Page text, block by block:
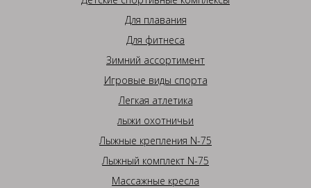
Для плавания
Для фитнеса
Зимний ассортимент
Игровые виды спорта
Легкая атлетика
лыжи охотничьи
Лыжные крепления N-75
Лыжный комплект N-75
Массажные кресла